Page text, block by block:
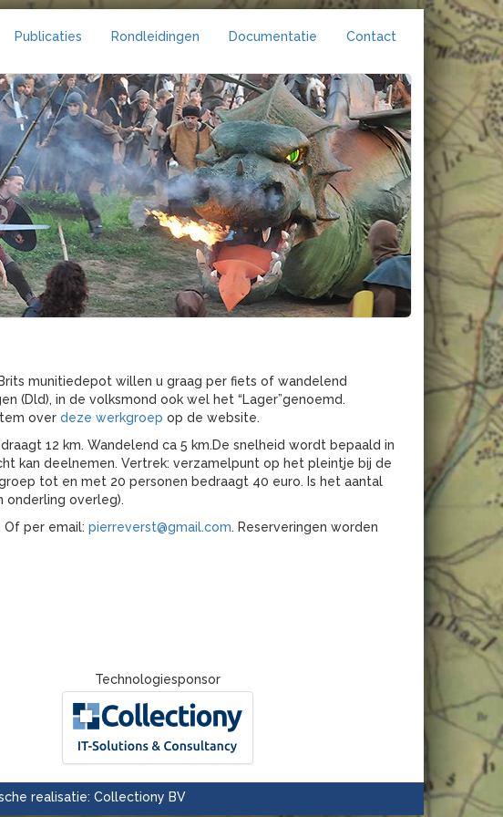
Publicaties Rondleidingen Documentatie Contact
munitiedepot willen u graag per fiets of wandelend
(Dld), in de volksmond ook wel het “Lager”genoemd.
over deze werkgroep op de website.
12 km. Wandelend ca 5 km.De snelheid wordt bepaald in
kan deelnemen. Vertrek: verzamelpunt op het pleintje bij de
tot en met 20 personen bedraagt 40 euro. Is het aantal
onderling overleg).
Of per email: pierreverst@gmail.com. Reserveringen worden
Technologiesponsor
realisatie: Collectiony BV